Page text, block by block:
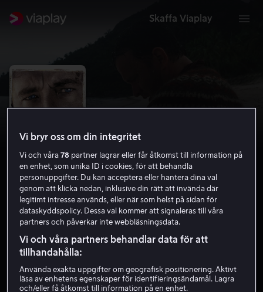
Skaffa Viaplay
Cast Away
Drama 2000
HD
Hyr 49 kr
Vi bryr oss om din integritet
Vi och våra78 partner lagrar eller får åtkomst till information på
en enhet, som unika ID i cookies, för att behandla
personuppgifter. Du kan acceptera eller hantera dina val
genom att klicka nedan, inklusive din rätt att invända där
legitimt intresse används, eller när som helst på sidan för
dataskyddspolicy. Dessa val kommer att signaleras till våra
partners och påverkar inte webbläsningsdata.
Vi och våra partners behandlar data för att
tillhandahålla:
Använda exakta uppgifter om geografisk positionering. Aktivt
läsa av enhetens egenskaper för identifieringsändamål. Lagra
och/eller få åtkomst till information på en enhet.